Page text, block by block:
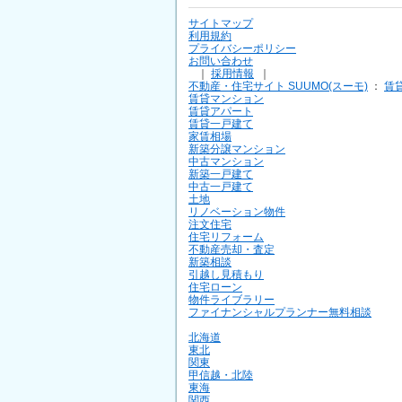
サイトマップ
利用規約
プライバシーポリシー
お問い合わせ
採用情報
不動産・住宅サイト SUUMO(スーモ) ： 賃
賃貸マンション
賃貸アパート
賃貸一戸建て
家賃相場
新築分譲マンション
中古マンション
新築一戸建て
中古一戸建て
土地
リノベーション物件
注文住宅
住宅リフォーム
不動産売却・査定
新築相談
引越し見積もり
住宅ローン
物件ライブラリー
ファイナンシャルプランナー無料相談
北海道
東北
関東
甲信越・北陸
東海